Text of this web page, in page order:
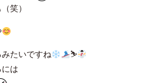
笑）
たいですね
⛷
は